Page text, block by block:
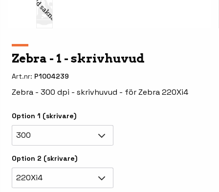
Zebra - 1 - skrivhuvud
Art.nr: P1004239
Zebra - 300 dpi - skrivhuvud - för Zebra 220Xi4
Option 1 (skrivare)
300
Option 2 (skrivare)
220Xi4